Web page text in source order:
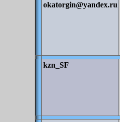
okatorgin@yandex.ru
kzn_SF